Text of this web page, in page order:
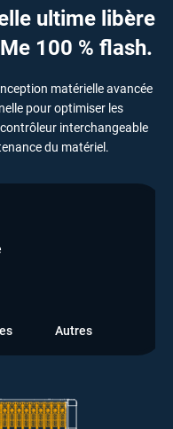
ultime libère
100 % flash.
matérielle avancée
pour optimiser les
interchangeable
du matériel.
Autres